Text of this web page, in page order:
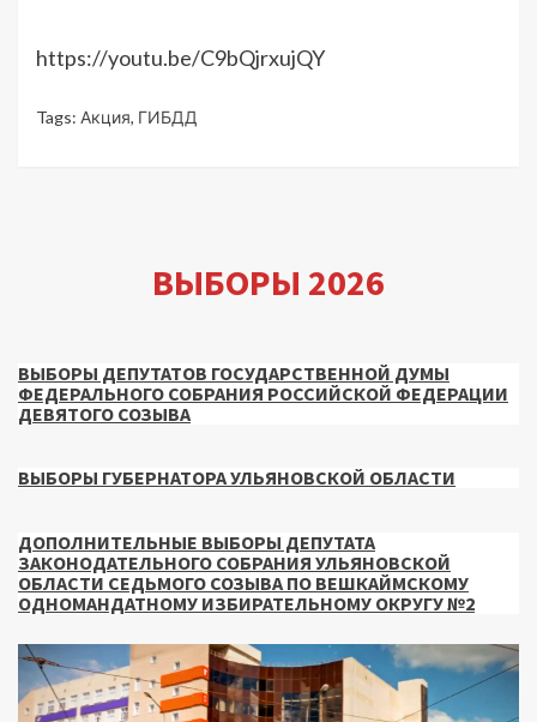
https://youtu.be/C9bQjrxujQY
Tags: Акция, ГИБДД
ВЫБОРЫ 2026
ВЫБОРЫ ДЕПУТАТОВ ГОСУДАРСТВЕННОЙ ДУМЫ
ФЕДЕРАЛЬНОГО СОБРАНИЯ РОССИЙСКОЙ ФЕДЕРАЦИИ
ДЕВЯТОГО СОЗЫВА
ВЫБОРЫ ГУБЕРНАТОРА УЛЬЯНОВСКОЙ ОБЛАСТИ
ДОПОЛНИТЕЛЬНЫЕ ВЫБОРЫ ДЕПУТАТА
ЗАКОНОДАТЕЛЬНОГО СОБРАНИЯ УЛЬЯНОВСКОЙ
ОБЛАСТИ СЕДЬМОГО СОЗЫВА ПО ВЕШКАЙМСКОМУ
ОДНОМАНДАТНОМУ ИЗБИРАТЕЛЬНОМУ ОКРУГУ №2